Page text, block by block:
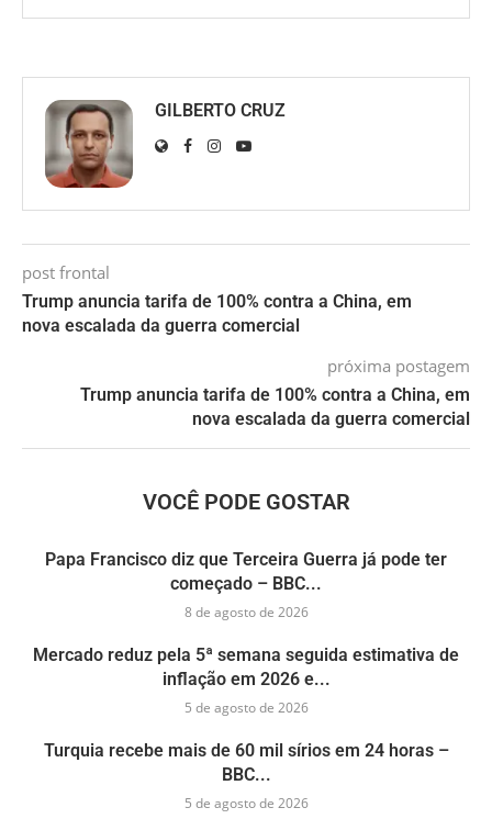
GILBERTO CRUZ
post frontal
Trump anuncia tarifa de 100% contra a China, em
nova escalada da guerra comercial
próxima postagem
Trump anuncia tarifa de 100% contra a China, em
nova escalada da guerra comercial
VOCÊ PODE GOSTAR
Papa Francisco diz que Terceira Guerra já pode ter
começado – BBC...
8 de agosto de 2026
Mercado reduz pela 5ª semana seguida estimativa de
inflação em 2026 e...
5 de agosto de 2026
Turquia recebe mais de 60 mil sírios em 24 horas –
BBC...
5 de agosto de 2026